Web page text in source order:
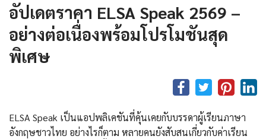
อัปเดตราคา ELSA Speak 2569 –
อย่างต่อเนื่องพร้อมโปรโมชันสุด
พิเศษ
ELSA Speak เป็นแอปพลิเคชันที่คุ้นเคยกับบรรดาผู้เรียนภาษา
อังกฤษชาวไทย อย่างไรก็ตาม หลายคนยังสับสนเกี่ยวกับค่าเรียน